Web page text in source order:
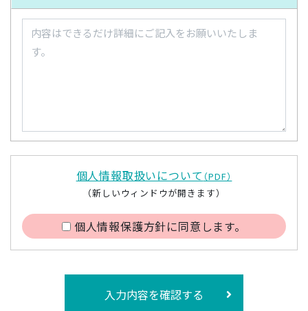
個人情報取扱いについて （PDF）
（新しいウィンドウが開きます）
個人情報保護方針に同意します。
入力内容を確認する